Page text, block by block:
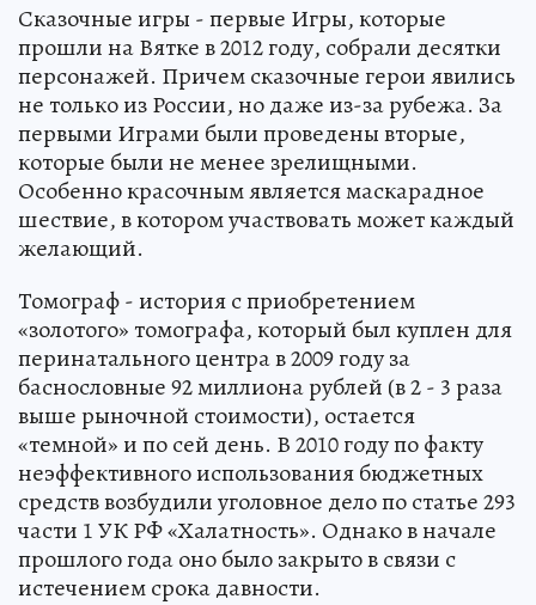
Сказочные игры - первые Игры, которые
прошли на Вятке в 2012 году, собрали десятки
персонажей. Причем сказочные герои явились
не только из России, но даже из-за рубежа. За
первыми Играми были проведены вторые,
которые были не менее зрелищными.
Особенно красочным является маскарадное
шествие, в котором участвовать может каждый
желающий.
Томограф - история с приобретением
«золотого» томографа, который был куплен для
перинатального центра в 2009 году за
баснословные 92 миллиона рублей (в 2 - 3 раза
выше рыночной стоимости), остается
«темной» и по сей день. В 2010 году по факту
неэффективного использования бюджетных
средств возбудили уголовное дело по статье 293
части 1 УК РФ «Халатность». Однако в начале
прошлого года оно было закрыто в связи с
истечением срока давности.